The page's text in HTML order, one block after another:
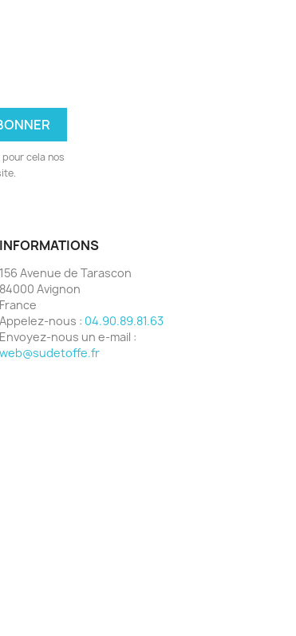
cela nos
INFORMATIONS
156 Avenue de Tarascon
84000 Avignon
France
Appelez-nous : 04.90.89.81.63
Envoyez-nous un e-mail :
web@sudetoffe.fr